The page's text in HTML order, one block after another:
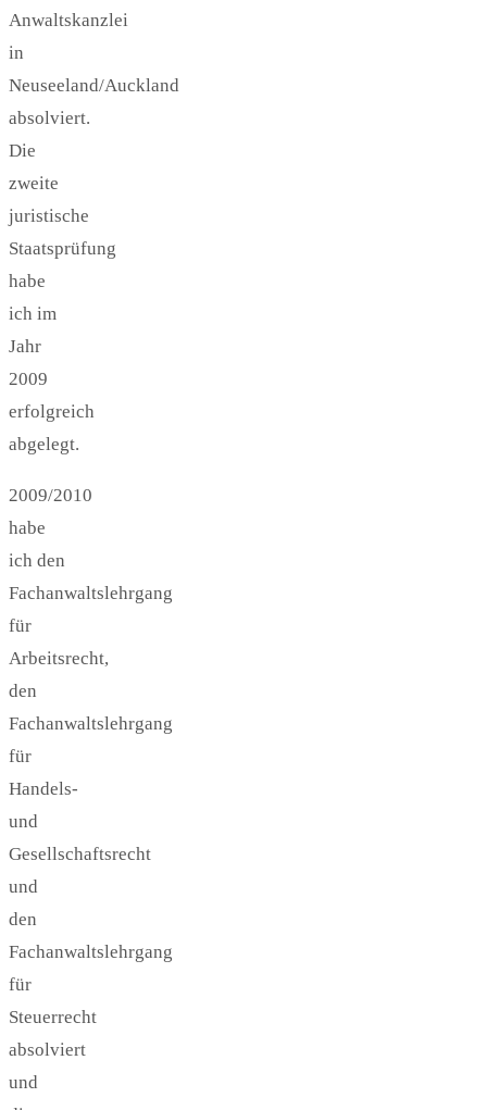
Anwaltskanzlei
in
Neuseeland/Auckland
absolviert.
Die
zweite
juristische
Staatsprüfung
habe
ich im
Jahr
2009
erfolgreich
abgelegt.
2009/2010
habe
ich den
Fachanwaltslehrgang
für
Arbeitsrecht,
den
Fachanwaltslehrgang
für
Handels-
und
Gesellschaftsrecht
und
den
Fachanwaltslehrgang
für
Steuerrecht
absolviert
und